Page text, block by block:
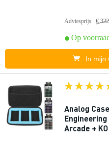
Adviesprijs €
Op
In mijn
Analog
Arcade +